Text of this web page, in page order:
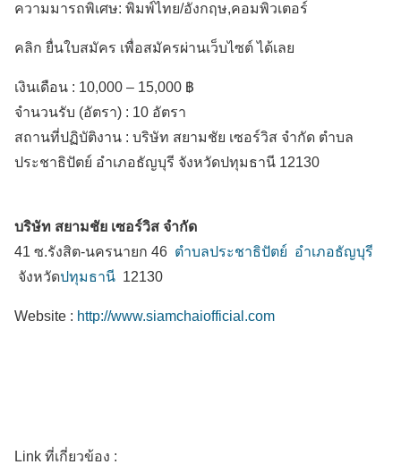
ความมารถพิเศษ: พิมพ์ไทย/อังกฤษ,คอมพิวเตอร์
คลิก ยื่นใบสมัคร เพื่อสมัครผ่านเว็บไซต์ ได้เลย
เงินเดือน : 10,000 – 15,000 ฿
จำนวนรับ (อัตรา) : 10 อัตรา
สถานที่ปฏิบัติงาน : บริษัท สยามชัย เซอร์วิส จำกัด ตำบล
ประชาธิปัตย์ อำเภอธัญบุรี จังหวัดปทุมธานี 12130
บริษัท สยามชัย เซอร์วิส จำกัด
41 ซ.รังสิต-นครนายก 46 ตำบลประชาธิปัตย์ อำเภอธัญบุรี
จังหวัดปทุมธานี 12130
Website : http://www.siamchaiofficial.com
Link ที่เกี่ยวข้อง :